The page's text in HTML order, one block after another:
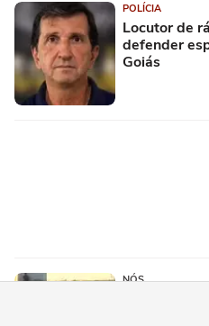
POLÍCIA
Locutor de
defender
Goiás
NÓS